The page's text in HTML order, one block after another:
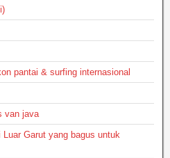
pantai & surfing internasional
van java
Garut yang bagus untuk